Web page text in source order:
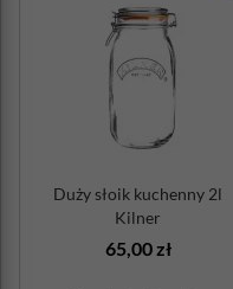
Duży słoik kuchenny 2l
Kilner
65,00 zł